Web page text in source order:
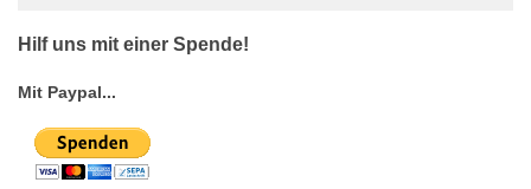
Hilf uns mit einer Spende!
Mit Paypal...